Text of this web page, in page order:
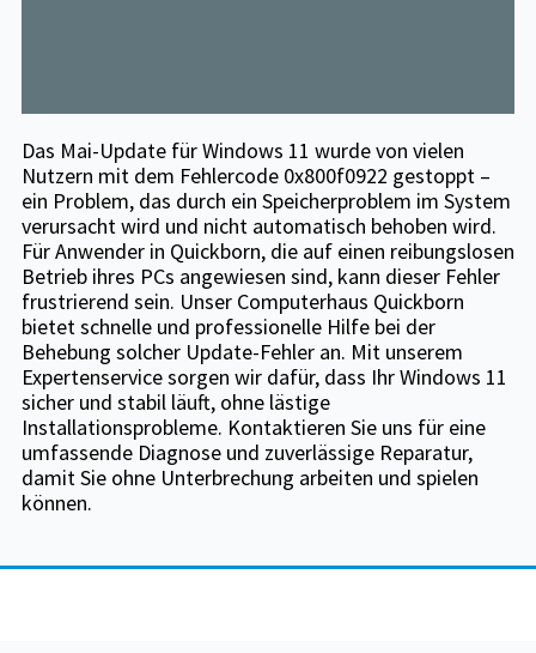
Das Mai-Update für Windows 11 wurde von vielen
Nutzern mit dem Fehlercode 0x800f0922 gestoppt –
ein Problem, das durch ein Speicherproblem im System
verursacht wird und nicht automatisch behoben wird.
Für Anwender in Quickborn, die auf einen reibungslosen
Betrieb ihres PCs angewiesen sind, kann dieser Fehler
frustrierend sein. Unser Computerhaus Quickborn
bietet schnelle und professionelle Hilfe bei der
Behebung solcher Update-Fehler an. Mit unserem
Expertenservice sorgen wir dafür, dass Ihr Windows 11
sicher und stabil läuft, ohne lästige
Installationsprobleme. Kontaktieren Sie uns für eine
umfassende Diagnose und zuverlässige Reparatur,
damit Sie ohne Unterbrechung arbeiten und spielen
können.